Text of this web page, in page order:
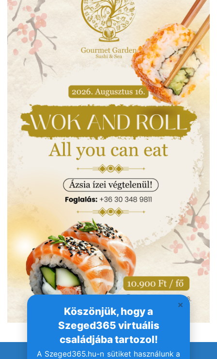
Köszönjük, hogy a
Szeged365 virtuális
családjába tartozol!
A Szeged365.hu-n sütiket használunk a